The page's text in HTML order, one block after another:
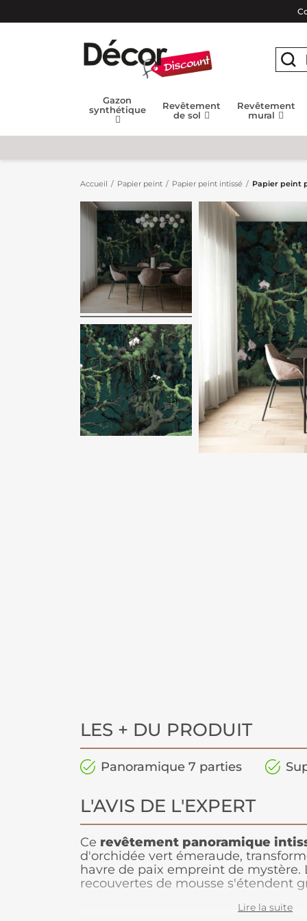
Gazon
synthétique
Revêtement
de sol
Revêtement
mural
Accueil Papier peint Papier peint intissé Papier peint
LES + DU PRODUIT
Panoramique 7 parties
L'AVIS DE L'EXPERT
Ce revêtement panoramique
d'orchidée vert émeraude,
havre de paix empreint de mystère.
recouvertes de mousse s'étendent
évoque la beauté naturelle. Cette
Lire la suite